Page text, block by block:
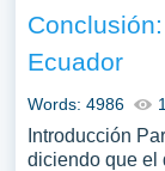
Ecuador
Words: 4986
Introducción
diciendo que el